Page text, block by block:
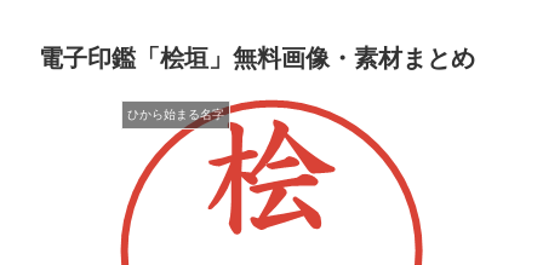
電子印鑑「桧垣」無料画像・素材まとめ
ひから始まる名字